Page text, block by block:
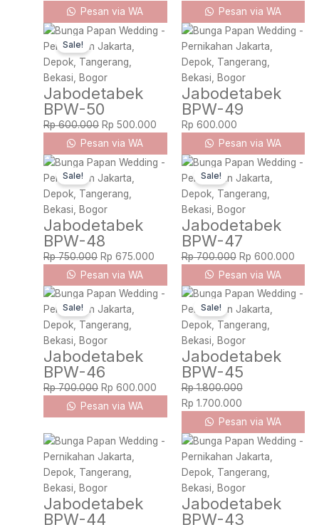
Pesan via WA Pesan via WA
Sale!
Jabodetabek
BPW-50
Rp600.000
Original
price
was:
Rp 600.000.
Rp 500.000
Current
Rp 500.000.
Pesan via WA
Jabodetabek
BPW-49
Rp 600.000
Pesan via WA
Sale!
Jabodetabek
BPW-48
Rp750.000
Original
price
was:
Rp 750.000.
Rp 675.000
Current
Rp 675.000.
Pesan via WA
Sale!
Jabodetabek
BPW-47
Rp700.000
Original
price
was:
Rp 700.000.
Rp 600.000
Pesan via WA
Sale!
Jabodetabek
BPW-46
Rp700.000
Original
price
was:
Rp 700.000.
Rp 600.000
Current
Rp 600.000.
Pesan via WA
Sale!
Jabodetabek
BPW-45
Rp1.800.000
Original
price
was:
Rp 1.800.000.
Rp 1.700.000
Current
price
is:
Rp 1.700.000.
Pesan via WA
Jabodetabek
BPW-44
Jabodetabek
BPW-43